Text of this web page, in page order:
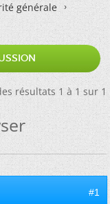
générale
résultats 1 à 1 sur 1
#1